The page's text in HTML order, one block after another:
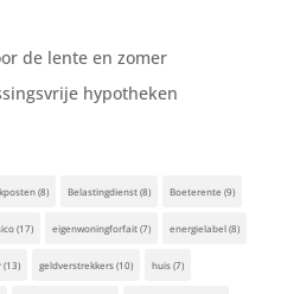
de lente en zomer
hypotheken
(8) Belastingdienst(8) Boeterente (9)
(17) eigenwoningforfait(7) energielabel(8)
(13) geldverstrekkers(10) huis(7)